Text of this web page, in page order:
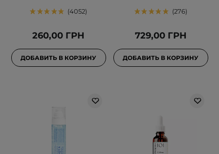
4052
260,00 ГРН
ДОБАВИТЬ В КОРЗИНУ
276
729,00 ГРН
ДОБАВИТЬ В КОРЗИНУ